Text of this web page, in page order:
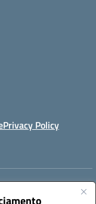
Privacy Policy